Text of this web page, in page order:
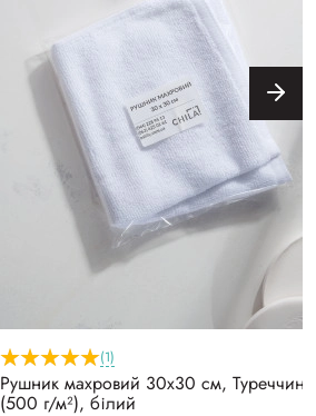
(1)
Рушник махровий 30х30 см, Туреччина
(500 г/м²), білий